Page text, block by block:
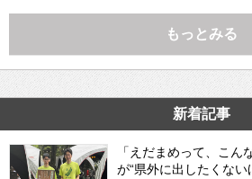
もっとみる
新着記事
「えだまめって、こん
が“県外に出したくな